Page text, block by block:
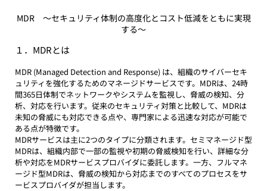
MDR　〜セキュリティ体制の高度化とコスト低減をともに実現
する〜
１．MDRとは
MDR (Managed Detection and Response) は、組織のサイバーセキ
ュリティを強化するためのマネージドサービスです。MDRは、24時
間365日体制でネットワークやシステムを監視し、脅威の検知、分
析、対応を行います。従来のセキュリティ対策と比較して、MDRは
未知の脅威にも対応できる点や、専門家による迅速な対応が可能で
ある点が特徴です。
MDRサービスは主に2つのタイプに分類されます。セミマネージド型
MDRは、組織内部で一部の監視や初期の脅威検知を行い、詳細な分
析や対応をMDRサービスプロバイダに委託します。一方、フルマネ
ージド型MDRは、脅威の検知から対応までのすべてのプロセスをサ
ービスプロバイダが担当します。